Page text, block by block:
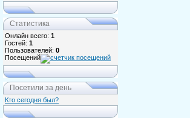
Статистика
Онлайн всего: 1
Гостей: 1
Пользователей: 0
Посещений
Посетили за день
Кто сегодня был?